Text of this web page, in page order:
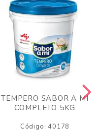
TEMPERO SABOR A MI
COMPLETO 5KG
Código: 40178